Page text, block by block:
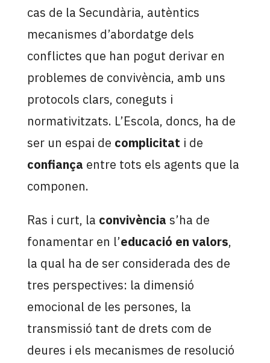
cas de la Secundària, autèntics
mecanismes d’abordatge dels
conflictes que han pogut derivar en
problemes de convivència, amb uns
protocols clars, coneguts i
normativitzats. L’Escola, doncs, ha de
ser un espai de complicitat i de
confiança entre tots els agents que la
componen.
Ras i curt, la convivència s’ha de
fonamentar en l’educació en valors,
la qual ha de ser considerada des de
tres perspectives: la dimensió
emocional de les persones, la
transmissió tant de drets com de
deures i els mecanismes de resolució